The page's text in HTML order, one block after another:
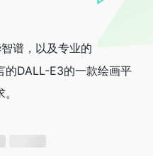
谱，以及专业的
DALL-E3的一款绘画平